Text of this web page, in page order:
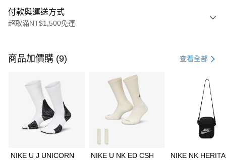
付款與運送方式
超取滿NT$1,500免運
信用卡一次付款
3 期 0 利率 每期 21家銀行
合作金庫商業銀行
第一商業銀行
華南商業銀行
彰化商業銀行
上海商業儲蓄銀行
Apple Pay
商品加價購 (9) 查看全部
NIKE U J UNICORN
NIKE U NK ED CSH
NIKE NK